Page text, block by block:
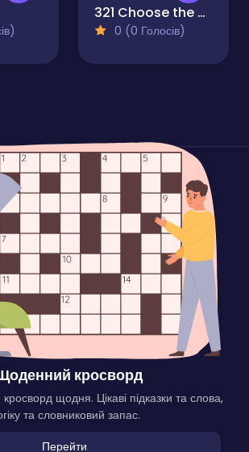
321 Choose the Different
0 (0 Голосів)
кросворд
щодня. Цікаві підказки та слова,
та словниковий запас.
Перейти